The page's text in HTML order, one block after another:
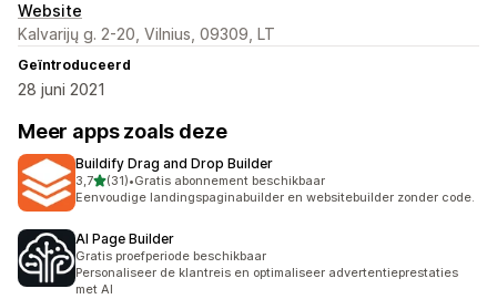
Website
Kalvarijų g. 2-20, Vilnius, 09309, LT
Geïntroduceerd
28 juni 2021
Meer apps zoals deze
Buildify Drag and Drop Builder
3,7van 5 sterren
(31)
31 recensies in totaal
•Gratis abonnement beschikbaar
Eenvoudige landingspaginabuilder en websitebuilder zonder code.
AI Page Builder
Gratis proefperiode beschikbaar
Personaliseer de klantreis en optimaliseer advertentieprestaties
met AI